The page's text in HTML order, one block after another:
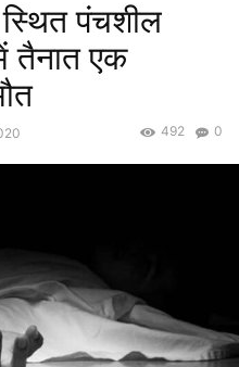
पंचशील
तैनात एक
0
492